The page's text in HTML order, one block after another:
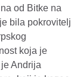
od Bitke na
bila pokrovitelj
koja je
Andrija